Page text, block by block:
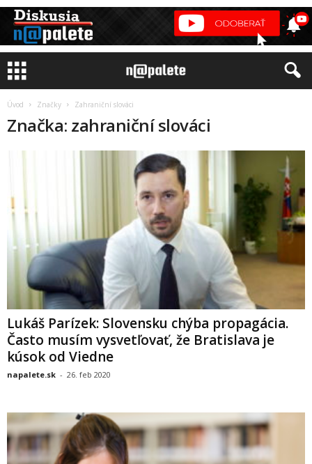
Úvod Značky Zahraniční slováci
Značka: zahraniční slováci
Lukáš Parízek: Slovensku chýba propagácia.
Často musím vysvetľovať, že Bratislava je
kúsok od Viedne
napalete.sk - 26. feb 2020